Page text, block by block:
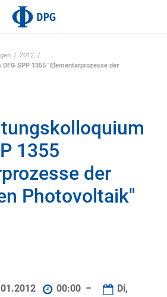
2012
SPP 1355 "Elementarprozesse der
1355
der
Photovoltaik"
00:00 –
Di,